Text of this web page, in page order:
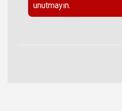
unutmayın.